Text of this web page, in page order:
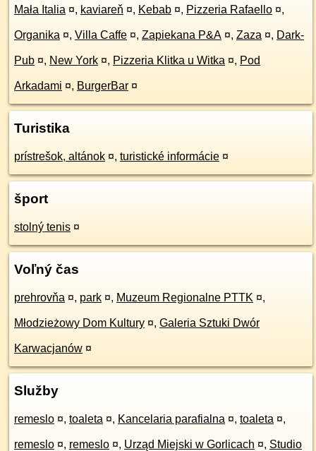
Mała Italia ¤, kaviareň ¤, Kebab ¤, Pizzeria Rafaello ¤,
Organika ¤, Villa Caffe ¤, Zapiekana P&A ¤, Zaza ¤, Dark-
Pub ¤, New York ¤, Pizzeria Klitka u Witka ¤, Pod
Arkadami ¤, BurgerBar ¤
Turistika
prístrešok, altánok ¤, turistické informácie ¤
šport
stolný tenis ¤
Voľný čas
prehrovňa ¤, park ¤, Muzeum Regionalne PTTK ¤,
Młodzieżowy Dom Kultury ¤, Galeria Sztuki Dwór
Karwacjanów ¤
Služby
remeslo ¤, toaleta ¤, Kancelaria parafialna ¤, toaleta ¤,
remeslo ¤, remeslo ¤, Urząd Miejski w Gorlicach ¤, Studio